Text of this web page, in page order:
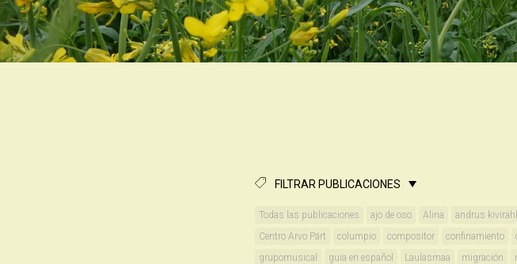
FILTRAR PUBLICACIONES
Todas las publicaciones ajo de oso Alina andrus
Centro Arvo Pärt
columpio compositor confinamiento
grupomusical
guia en español Laulasmaa migración